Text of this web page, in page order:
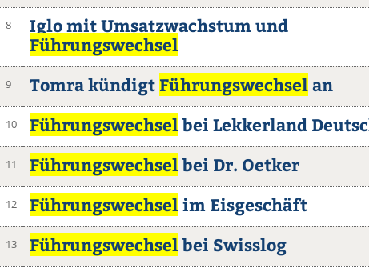
8
Iglo mit Umsatzwachstum und
Führungswechsel
9 Tomra kündigt Führungswechselan
10 Führungswechselbei Lekkerland
11 Führungswechselbei Dr. Oetker
12 Führungswechselim Eisgeschäft
13 Führungswechselbei Swisslog